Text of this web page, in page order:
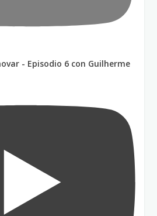
- Episodio 6 con Guilherme